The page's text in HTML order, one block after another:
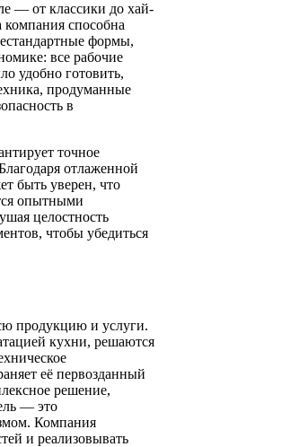
— от классики до хай-
компания способна
формы,
все рабочие
удобно готовить,
продуманные
в
точное
отлаженной
быть уверен, что
опытными
целостность
чтобы убедиться
продукцию и услуги.
кухни, решаются
её первозданный
решение,
— это
Компания
и реализовывать